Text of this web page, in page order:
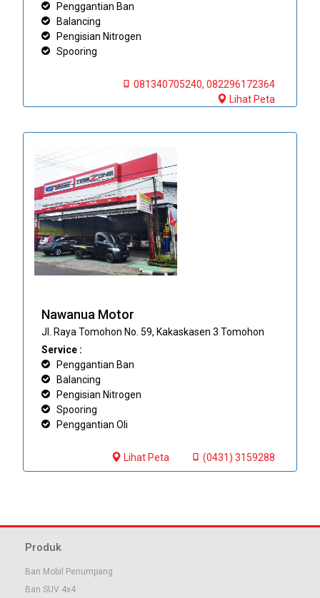
Penggantian Ban
Balancing
Pengisian Nitrogen
Spooring
081340705240, 082296172364
Lihat Peta
Nawanua Motor
Jl. Raya Tomohon No. 59, Kakaskasen 3 Tomohon
Service :
Penggantian Ban
Balancing
Pengisian Nitrogen
Spooring
Penggantian Oli
(0431) 3159288
Lihat Peta
Produk
Ban Mobil Penumpang
Ban SUV 4x4